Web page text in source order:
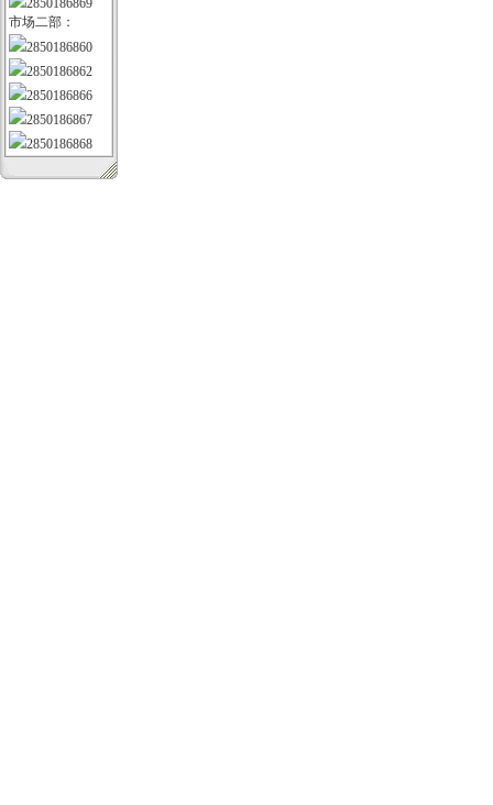
2850186869
市场二部：
2850186860
2850186862
2850186866
2850186867
2850186868